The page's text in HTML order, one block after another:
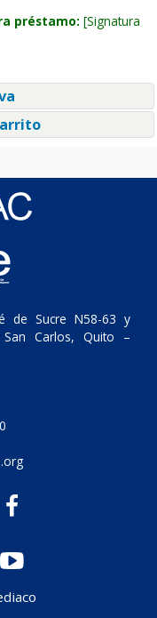
préstamo: Signatura
de Sucre N58-63 y
Carlos, Quito –